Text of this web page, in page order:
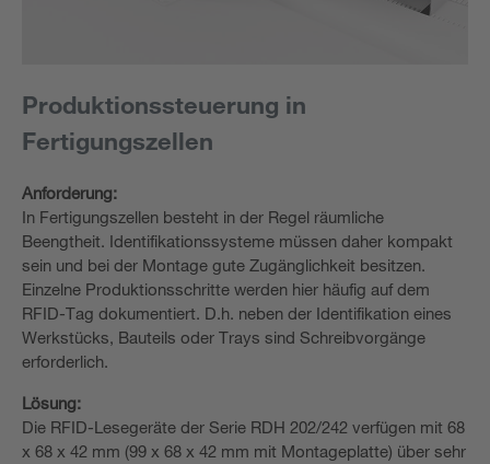
Produktionssteuerung in
Fertigungszellen
Anforderung:
In Fertigungszellen besteht in der Regel räumliche
Beengtheit. Identifikationssysteme müssen daher kompakt
sein und bei der Montage gute Zugänglichkeit besitzen.
Einzelne Produktionsschritte werden hier häufig auf dem
RFID-Tag dokumentiert. D.h. neben der Identifikation eines
Werkstücks, Bauteils oder Trays sind Schreibvorgänge
erforderlich.
Lösung:
Die RFID-Lesegeräte der Serie RDH 202/242 verfügen mit 68
x 68 x 42 mm (99 x 68 x 42 mm mit Montageplatte) über sehr